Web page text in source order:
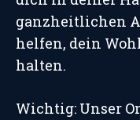
ganzheitlichen
helfen, dein
halten.
Wichtig: Unser